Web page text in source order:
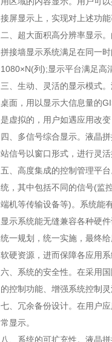
接屏显示上，实现对上述功
二、超大面积高分辨率显示
拼接墙显示系统满足在同一
1080×N(列);显示平台满足高
三、生动、灵活的显示模式
桌面，用以显示大信息量的
是虚拟的，用户如遇应用改
四、多信号综合显示。液晶
站信号以窗口形式，进行灵
五、高度集成的控制管理平
统，其中包括不同的信号(监
端机等传输设备等)。系统能
显示系统能无缝兼容各种硬
统一规划，统一实施，最终
软硬资源，进而保障各应用
六、系统的安全性。在采用
的控制功能、增强系统控制
七、冗余备份设计。在用户
常显示。
八、系统的可扩充性。液晶